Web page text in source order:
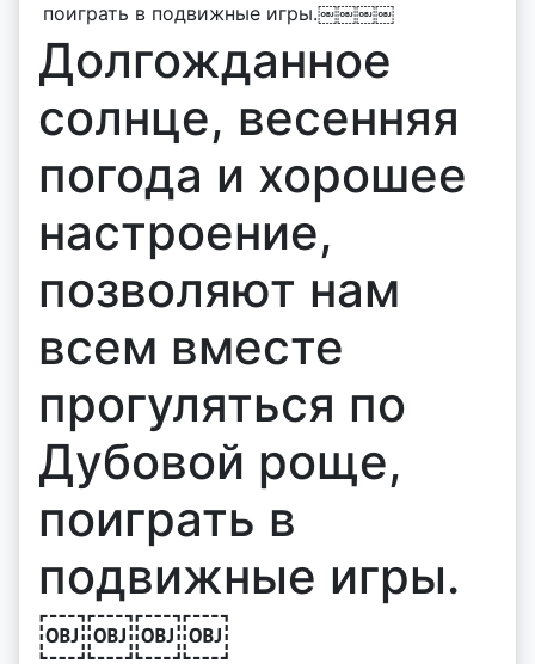
поиграть в подвижные игры.￼￼￼￼
Долгожданное
солнце, весенняя
погода и хорошее
настроение,
позволяют нам
всем вместе
прогуляться по
Дубовой роще,
поиграть в
подвижные игры.
￼￼￼￼